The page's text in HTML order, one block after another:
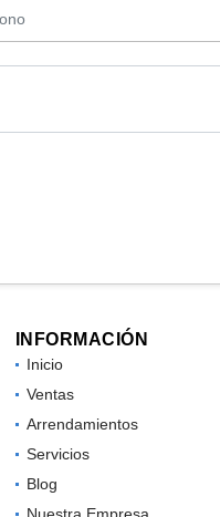
INFORMACIÓN
Inicio
Ventas
Arrendamientos
Servicios
Blog